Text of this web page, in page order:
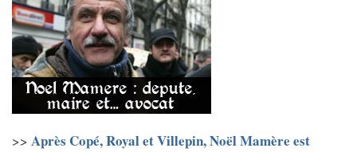
>> Après Copé, Royal et Villepin, Noël Mamère est